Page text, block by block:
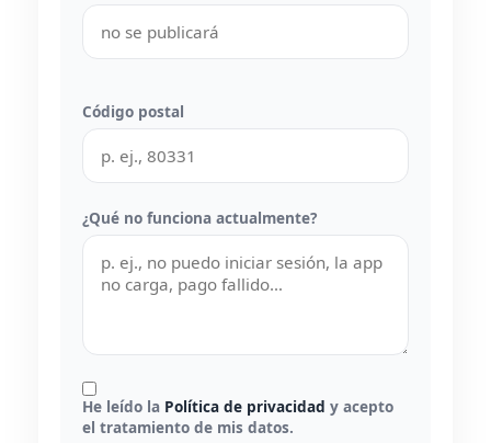
Código postal
¿Qué no funciona actualmente?
He leído la Política de privacidad y acepto
el tratamiento de mis datos.